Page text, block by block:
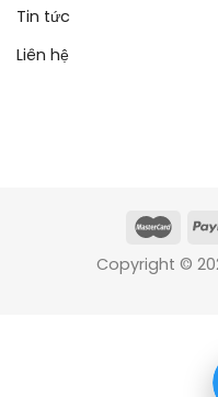
Tin tức
Liên hệ
Copyright ©